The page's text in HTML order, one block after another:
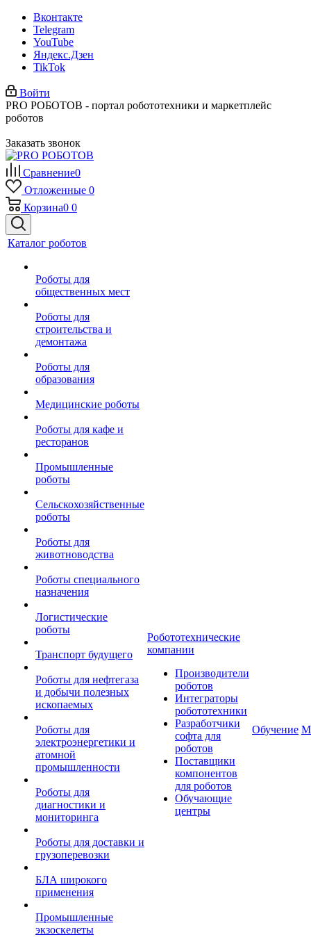
Вконтакте
Telegram
YouTube
Яндекс.Дзен
TikTok
Войти
PRO РОБОТОВ - портал робототехники и маркетплейс
роботов
Заказать звонок
Сравнение0
Отложенные 0
Корзина0 0
Каталог роботов
Роботы для
общественных мест
Роботы для
строительства и
демонтажа
Роботы для
образования
Медицинские роботы
Роботы для кафе и
ресторанов
Промышленные
роботы
Сельскохозяйственные
роботы
Роботы для
животноводства
Роботы специального
назначения
Логистические
роботы
Транспорт будущего
Роботы для нефтегаза
и добычи полезных
ископаемых
Роботы для
электроэнергетики и
атомной
промышленности
Роботы для
диагностики и
мониторинга
Роботы для доставки и
грузоперевозки
БЛА широкого
применения
Промышленные
экзоскелеты
Робототехнические
компании
Производители
роботов
Интеграторы
робототехники
Разработчики
софта для
роботов
Поставщики
компонентов
для роботов
Обучающие
центры
Обучение